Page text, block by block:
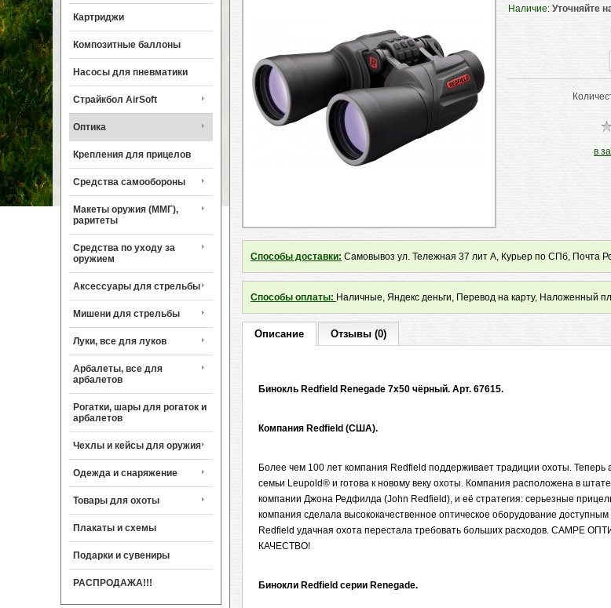
Картриджи
Композитные баллоны
Насосы для пневматики
Страйкбол AirSoft
Оптика
Крепления для прицелов
Средства самообороны
Макеты оружия (ММГ),
раритеты
Средства по уходу за
оружием
Аксессуары для стрельбы
Мишени для стрельбы
Луки, все для луков
Арбалеты, все для
арбалетов
Рогатки, шары для рогаток и
арбалетов
Чехлы и кейсы для оружия
Одежда и снаряжение
Товары для охоты
Плакаты и схемы
Подарки и сувениры
РАСПРОДАЖА!!!
Наличие:Уточняйте
в
Способы доставки: Самовывоз ул. Тележная 37 лит А, Курьер по СПб, Почта
Способы оплаты: Наличные, Яндекс деньги, Перевод на карту, Наложенный
Описание Отзывы (0)
Бинокль Redfield Renegade 7x50 чёрный. Арт. 67615.
Компания Redfield (США).
Более чем 100 лет компания Redfield поддерживает традиции охоты. Теперь
семьи Leupold® и готова к новому веку охоты. Компания расположена в
компании Джона Редфилда (John Redfield), и её стратегия: серьезные
компания сделала высококачественное оптическое оборудование
Redfield удачная охота перестала требовать больших расходов.
КАЧЕСТВО!
Бинокли Redfield серии Renegade.